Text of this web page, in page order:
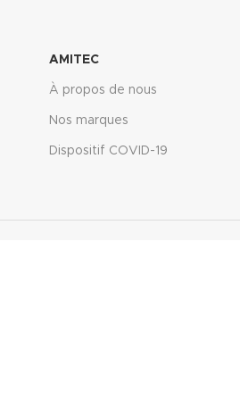
AMITEC
À propos de nous
Nos marques
Dispositif COVID-19